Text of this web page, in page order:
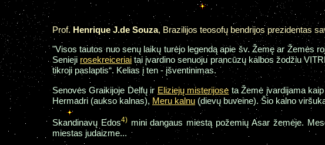
Prof. Henrique J.de Souza, Brazilijos teosofų bendrijos prezidentas
"Visos tautos nuo senų laikų turėjo legendą apie šv. Žemę ar Žemės
Senieji rosekreiceriaitai įvardino senuoju prancūzų kalbos žodžiu
tikroji paslaptis“. Kelias į ten - įšventinimas.
Senovės Graikijoje Delfų ir Eliziejų misterijose ta Žemė įvardijama
Hermadri (aukso kalnas), Meru kalnu (dievų buveine). Šio kalno
Skandinavų Edos4)mini dangaus miestą požemių Asar žemėje.
miestas judaizme...